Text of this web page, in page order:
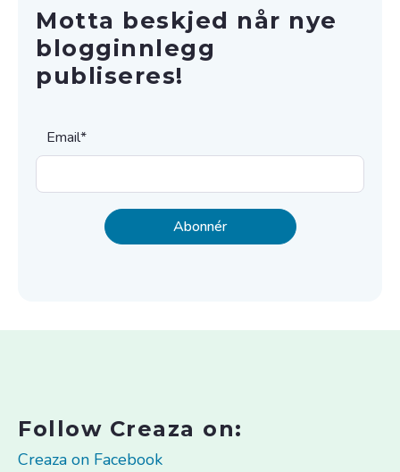
Motta beskjed når nye
blogginnlegg
publiseres!
Email*
Follow Creaza on:
Creaza on Facebook